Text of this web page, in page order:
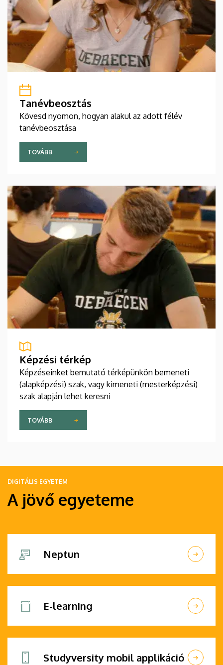
Tanévbeosztás
Kövesd nyomon, hogyan alakul az adott félév
tanévbeosztása
TOVÁBB
Képzési térkép
Képzéseinket bemutató térképünkön bemeneti
(alapképzési) szak, vagy kimeneti (mesterképzési)
szak alapján lehet keresni
TOVÁBB
DIGITÁLIS EGYETEM
A jövő egyeteme
Neptun
E-learning
Studyversity mobil applikáció